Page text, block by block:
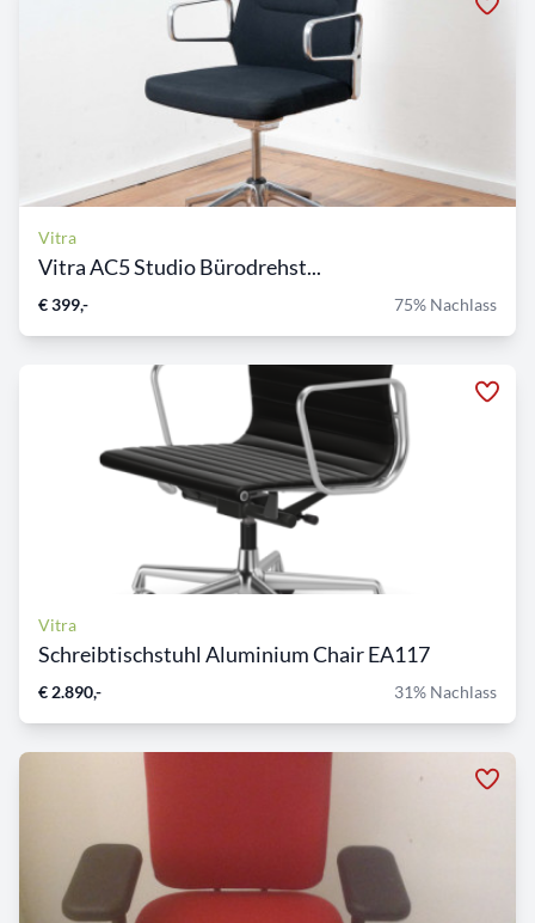
Vitra
Vitra AC5 Studio Bürodrehst...
€ 399,- 75% Nachlass
Vitra
Schreibtischstuhl Aluminium Chair EA117
€ 2.890,- 31% Nachlass